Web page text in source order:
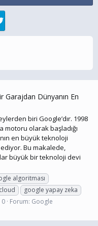
Garajdan Dünyanın En
biri Google’dır. 1998
motoru olarak başladığı
en büyük teknoloji
Bu makalede,
büyük bir teknoloji devi
algoritması
google yapay zeka
0 Forum: Google